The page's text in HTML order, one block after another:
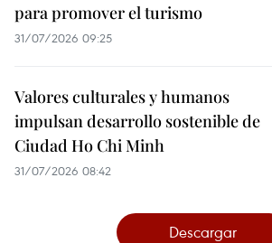
para promover el turismo
31/07/2026 09:25
Valores culturales y humanos
impulsan desarrollo sostenible de
Ciudad Ho Chi Minh
31/07/2026 08:42
Descargar